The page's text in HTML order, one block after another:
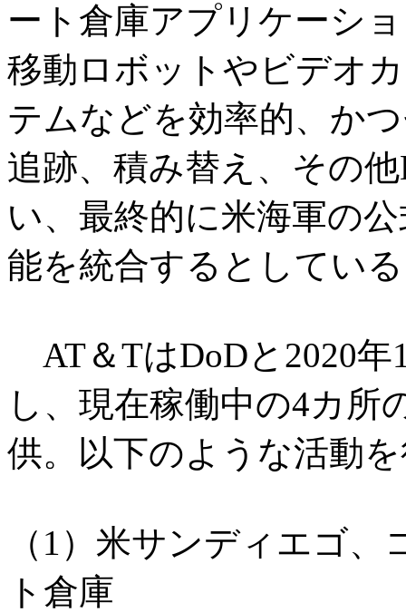
ート倉庫アプリケーシ
移動ロボットやビデオ
テムなどを効率的、か
追跡、積み替え、その
い、最終的に米海軍の
能を統合するとしてい
AT＆TはDoDと2020年
し、現在稼働中の4カ所
供。以下のような活動
（1）米サンディエゴ
ト倉庫